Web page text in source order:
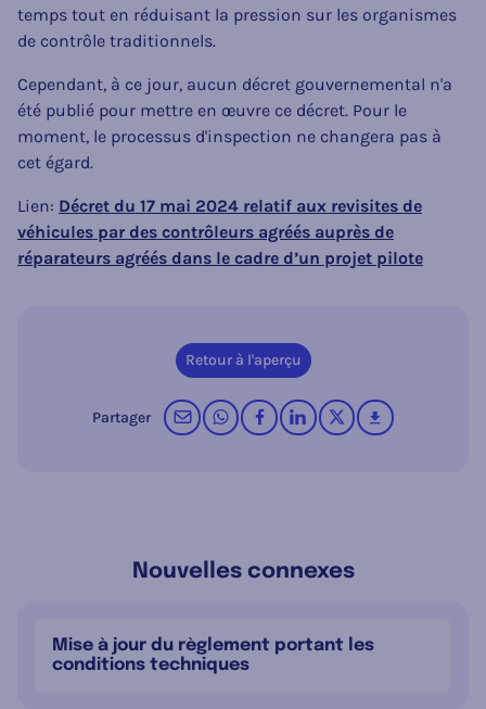
temps tout en réduisant la pression sur les organismes
de contrôle traditionnels.
Cependant, à ce jour, aucun décret gouvernemental n'a
été publié pour mettre en œuvre ce décret. Pour le
moment, le processus d'inspection ne changera pas à
cet égard.
Lien: Décret du 17 mai 2024 relatif aux revisites de
véhicules par des contrôleurs agréés auprès de
réparateurs agréés dans le cadre d’un projet pilote
Retour à l'aperçu
Partager par courrier électronique
sur WhatsApp
sur Facebook
sur LinkedIn
op X (Twitter)
télécharger
Nouvelles connexes
Mise à jour du règlement portant les
conditions techniques